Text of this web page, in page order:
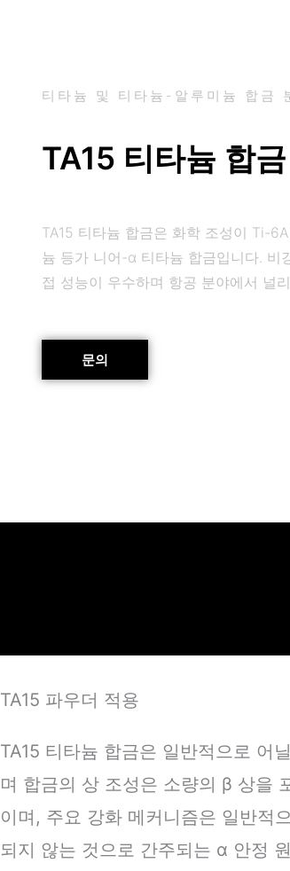
티타늄 및 티타늄-알루미늄 합금
TA15 티타늄 합
TA15 티타늄 합금은 화학 조성이 Ti-
늄 등가 니어-α 티타늄 합금입니다. 비
접 성능이 우수하며 항공 분야에서 널
문의
TA15 파우더 적용
TA15 티타늄 합금은 일반적으로 어
며 합금의 상 조성은 소량의 β 상을
이며, 주요 강화 메커니즘은 일반적
되지 않는 것으로 간주되는 α 안정